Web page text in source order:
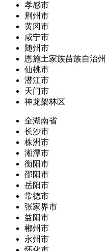
孝感市
荆州市
黄冈市
咸宁市
随州市
恩施土家族苗族自治州
仙桃市
潜江市
天门市
神龙架林区
全湖南省
长沙市
株洲市
湘潭市
衡阳市
邵阳市
岳阳市
常德市
张家界市
益阳市
郴州市
永州市